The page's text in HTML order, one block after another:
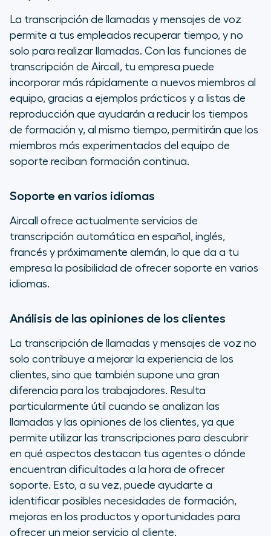
La transcripción de llamadas y mensajes de voz
permite a tus empleados recuperar tiempo, y no
solo para realizar llamadas. Con las funciones de
transcripción de Aircall, tu empresa puede
incorporar más rápidamente a nuevos miembros al
equipo, gracias a ejemplos prácticos y a listas de
reproducción que ayudarán a reducir los tiempos
de formación y, al mismo tiempo, permitirán que los
miembros más experimentados del equipo de
soporte reciban formación continua.
Soporte en varios idiomas
Aircall ofrece actualmente servicios de
transcripción automática en español, inglés,
francés y próximamente alemán, lo que da a tu
empresa la posibilidad de ofrecer soporte en varios
idiomas.
Análisis de las opiniones de los clientes
La transcripción de llamadas y mensajes de voz no
solo contribuye a mejorar la experiencia de los
clientes, sino que también supone una gran
diferencia para los trabajadores. Resulta
particularmente útil cuando se analizan las
llamadas y las opiniones de los clientes, ya que
permite utilizar las transcripciones para descubrir
en qué aspectos destacan tus agentes o dónde
encuentran dificultades a la hora de ofrecer
soporte. Esto, a su vez, puede ayudarte a
identificar posibles necesidades de formación,
mejoras en los productos y oportunidades para
ofrecer un mejor servicio al cliente.